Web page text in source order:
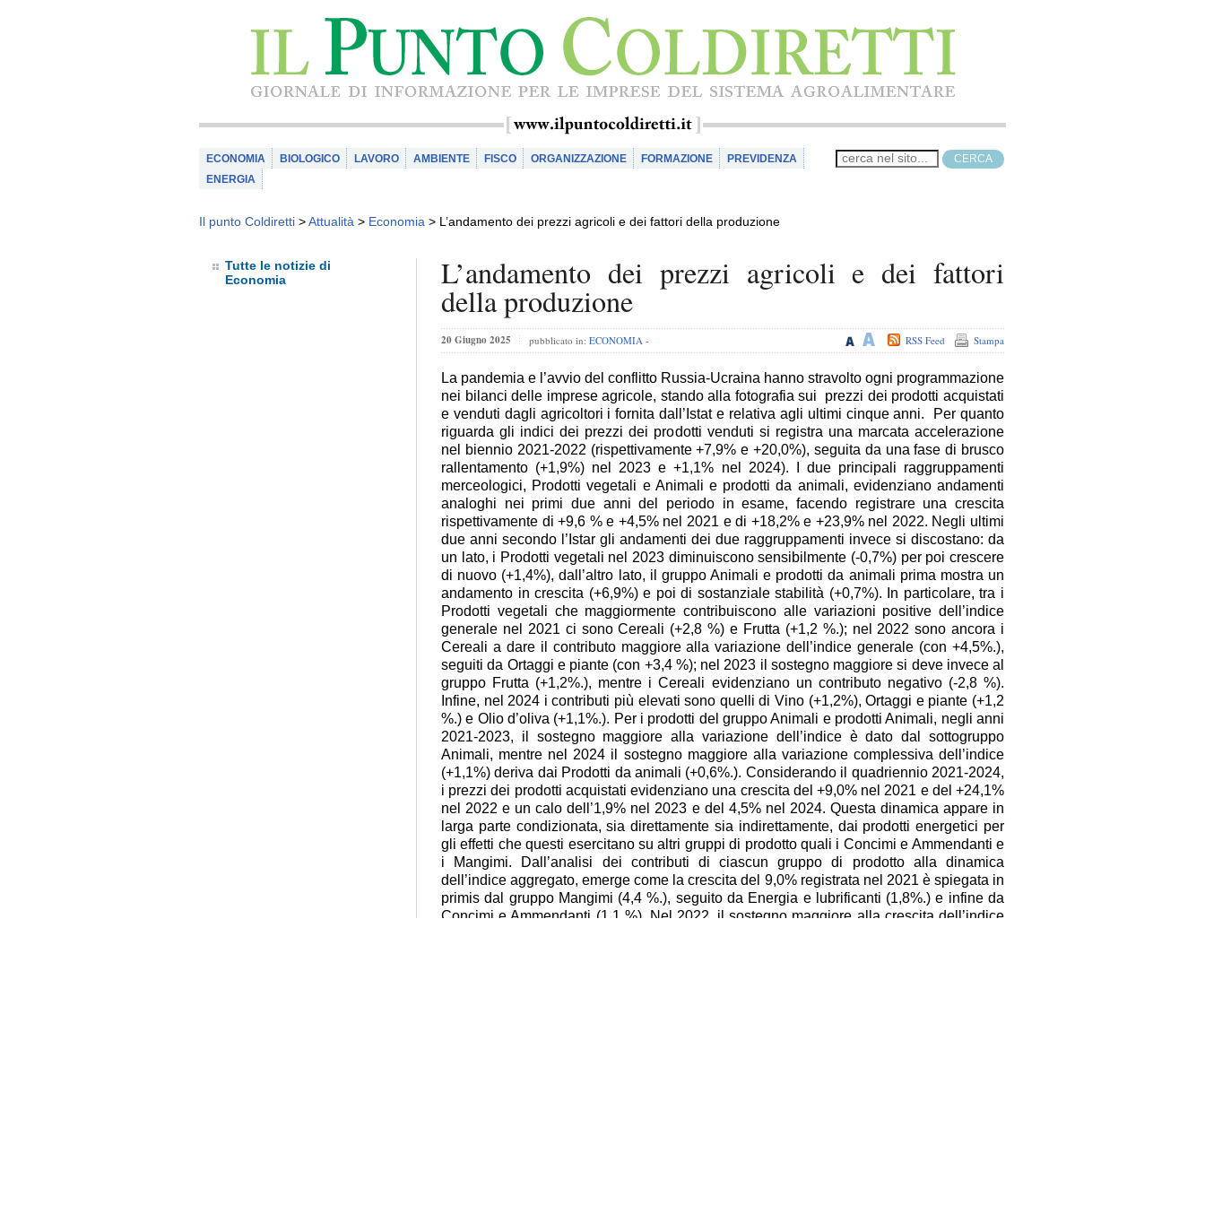
ECONOMIA BIOLOGICO LAVORO AMBIENTE FISCO ORGANIZZAZIONE FORMAZIONE
PREVIDENZA
ENERGIA
Il punto Coldiretti >Attualità > Economia > L’andamento dei prezzi agricoli e dei fattori della produzione
Tutte le notizie di
Economia
L’andamento dei prezzi agricoli e dei fattori
della produzione
20 Giugno 2025 pubblicato in: ECONOMIA - Stampa
RSS Feed
La pandemia e l’avvio del conflitto Russia-Ucraina hanno stravolto ogni programmazione
nei bilanci delle imprese agricole, stando alla fotografia sui prezzi dei prodotti acquistati
e venduti dagli agricoltori i fornita dall’Istat e relativa agli ultimi cinque anni. Per quanto
riguarda gli indici dei prezzi dei prodotti venduti si registra una marcata accelerazione
nel biennio 2021-2022 (rispettivamente +7,9% e +20,0%), seguita da una fase di brusco
rallentamento (+1,9%) nel 2023 e +1,1% nel 2024). I due principali raggruppamenti
merceologici, Prodotti vegetali e Animali e prodotti da animali, evidenziano andamenti
analoghi nei primi due anni del periodo in esame, facendo registrare una crescita
rispettivamente di +9,6 % e +4,5% nel 2021 e di +18,2% e +23,9% nel 2022. Negli ultimi
due anni secondo l’Istar gli andamenti dei due raggruppamenti invece si discostano: da
un lato, i Prodotti vegetali nel 2023 diminuiscono sensibilmente (-0,7%) per poi crescere
di nuovo (+1,4%), dall’altro lato, il gruppo Animali e prodotti da animali prima mostra un
andamento in crescita (+6,9%) e poi di sostanziale stabilità (+0,7%). In particolare, tra i
Prodotti vegetali che maggiormente contribuiscono alle variazioni positive dell’indice
generale nel 2021 ci sono Cereali (+2,8 %) e Frutta (+1,2 %.); nel 2022 sono ancora i
Cereali a dare il contributo maggiore alla variazione dell’indice generale (con +4,5%.),
seguiti da Ortaggi e piante (con +3,4 %); nel 2023 il sostegno maggiore si deve invece al
gruppo Frutta (+1,2%.), mentre i Cereali evidenziano un contributo negativo (-2,8 %).
Infine, nel 2024 i contributi più elevati sono quelli di Vino (+1,2%), Ortaggi e piante (+1,2
%.) e Olio d’oliva (+1,1%.). Per i prodotti del gruppo Animali e prodotti Animali, negli anni
2021-2023, il sostegno maggiore alla variazione dell’indice è dato dal sottogruppo
Animali, mentre nel 2024 il sostegno maggiore alla variazione complessiva dell’indice
(+1,1%) deriva dai Prodotti da animali (+0,6%.). Considerando il quadriennio 2021-2024,
i prezzi dei prodotti acquistati evidenziano una crescita del +9,0% nel 2021 e del +24,1%
nel 2022 e un calo dell’1,9% nel 2023 e del 4,5% nel 2024. Questa dinamica appare in
larga parte condizionata, sia direttamente sia indirettamente, dai prodotti energetici per
gli effetti che questi esercitano su altri gruppi di prodotto quali i Concimi e Ammendanti e
i Mangimi. Dall’analisi dei contributi di ciascun gruppo di prodotto alla dinamica
dell’indice aggregato, emerge come la crescita del 9,0% registrata nel 2021 è spiegata in
primis dal gruppo Mangimi (4,4 %.), seguito da Energia e lubrificanti (1,8%.) e infine da
Concimi e Ammendanti (1,1 %). Nel 2022, il sostegno maggiore alla crescita dell’indice